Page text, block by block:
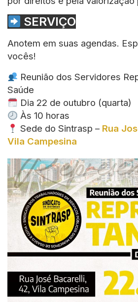
SERVIÇO
Anotem em suas agendas.
vocês!
Reunião dos Servidores
Saúde
Dia 22 de outubro (quarta)
Às 10 horas
Sede do Sintrasp – Rua
Vila Campesina